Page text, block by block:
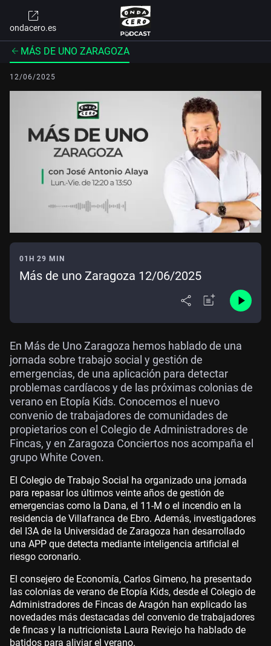
ondacero.es
MÁS DE UNO ZARAGOZA
12/06/2025
01H 29 MIN
Más de uno Zaragoza 12/06/2025
En Más de Uno Zaragoza hemos hablado de una
jornada sobre trabajo social y gestión de
emergencias, de una aplicación para detectar
problemas cardíacos y de las próximas colonias de
verano en Etopía Kids. Conocemos el nuevo
convenio de trabajadores de comunidades de
propietarios con el Colegio de Administradores de
Fincas, y en Zaragoza Conciertos nos acompaña el
grupo White Coven.
El Colegio de Trabajo Social ha organizado una jornada
para repasar los últimos veinte años de gestión de
emergencias como la Dana, el 11-M o el incendio en la
residencia de Villafranca de Ebro. Además, investigadores
del I3A de la Universidad de Zaragoza han desarrollado
una APP que detecta mediante inteligencia artificial el
riesgo coronario.
El consejero de Economía, Carlos Gimeno, ha presentado
las colonias de verano de Etopía Kids, desde el Colegio de
Administradores de Fincas de Aragón han explicado las
novedades más destacadas del convenio de trabajadores
de fincas y la nutricionista Laura Reviejo ha hablado de
batidos para aliviar el verano.